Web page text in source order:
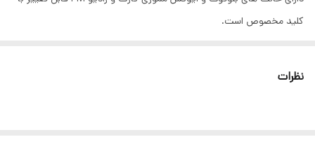
نوع اتصال
کلید مخصوص است.
نظرات